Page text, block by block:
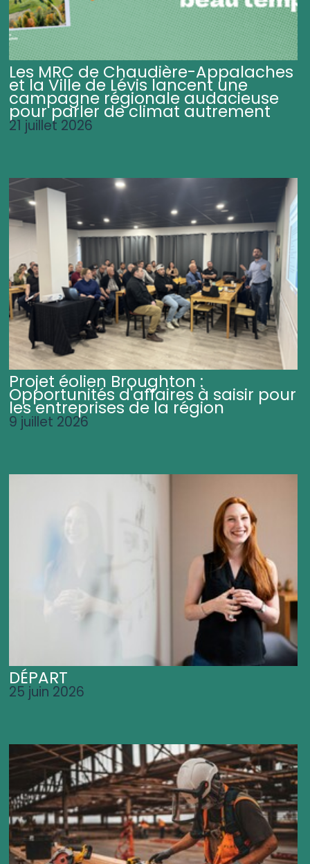
Les MRC de Chaudière-Appalaches
et la Ville de Lévis lancent une
campagne régionale audacieuse
pour parler de climat autrement
21 juillet 2026
Projet éolien Broughton :
Opportunités d'affaires à saisir pour
les entreprises de la région
9 juillet 2026
DÉPART
25 juin 2026